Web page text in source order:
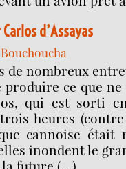
d’Assayas
de nombreux
produire ce que
qui est sorti
heures
cannoise était
inondent le